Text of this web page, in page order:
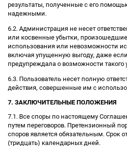
результаты, полученные с его
надежными.
6.2. Администрация не несет
или косвенные убытки,
использования или невозможности
включая упущенную выгоду, даже
предупреждала о возможности такого
6.3. Пользователь несет полную
действия, совершенные им с
7. ЗАКЛЮЧИТЕЛЬНЫЕ ПОЛОЖЕНИЯ
7.1. Все споры по настоящему
путем переговоров. Претензионный
споров является обязательным. Срок
(тридцать) календарных дней.